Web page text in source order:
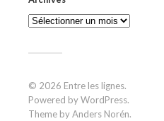
Archives
© 2026 Entre les lignes.
Powered byWordPress.
Theme byAnders Norén.